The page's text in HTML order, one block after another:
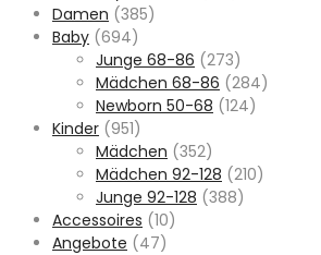
Damen (385)
Baby (694)
Junge 68-86 (273)
Mädchen 68-86 (284)
Newborn 50-68 (124)
Kinder (951)
Mädchen (352)
Mädchen 92-128 (210)
Junge 92-128 (388)
Accessoires (10)
Angebote (47)